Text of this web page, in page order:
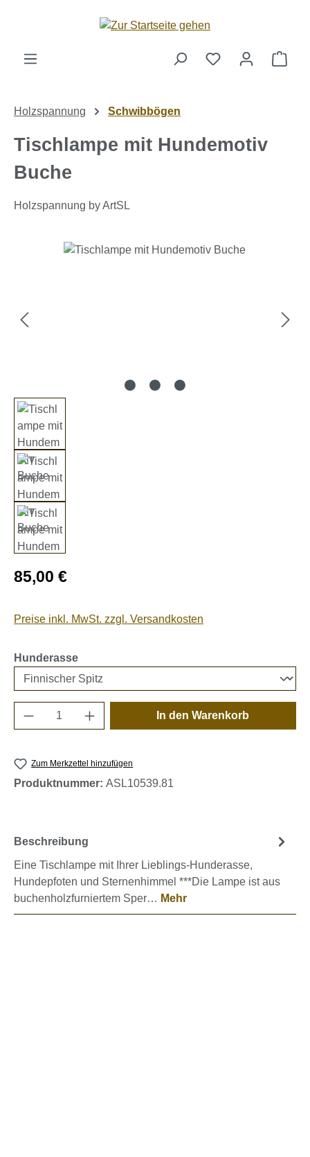
Zum Hauptinhalt springen
Holzspannung Schwibbögen
Tischlampe mit Hundemotiv
Buche
Holzspannung by ArtSL
Bildergalerie überspringen
Regulärer Preis:
85,00 €
Preise inkl. MwSt. zzgl. Versandkosten
Hunderasseauswählen
Produkt Anzahl: Gib den gewünschten
In den Warenkorb
Zum Merkzettel hinzufügen
Produktnummer: ASL10539.81
Beschreibung
Eine Tischlampe mit Ihrer Lieblings-Hunderasse,
Hundepfoten und Sternenhimmel ***Die Lampe ist aus
buchenholzfurniertem Sper… Mehr